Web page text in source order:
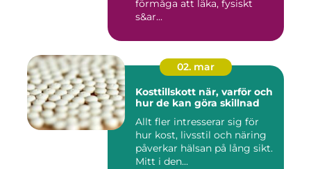
förmåga att läka, fysiskt
s&ar...
02. mar
Kosttillskott när, varför och
hur de kan göra skillnad
Allt fler intresserar sig för
hur kost, livsstil och näring
påverkar hälsan på lång sikt.
Mitt i den...